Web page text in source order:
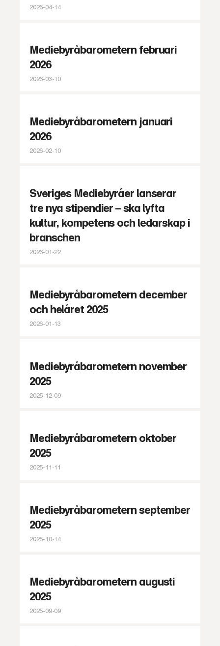
2026-04-14
Mediebyråbarometern februari
2026
2026-03-10
Mediebyråbarometern januari
2026
2026-02-10
Sveriges Mediebyråer lanserar
tre nya stipendier – ska lyfta
kultur, kompetens och ledarskap i
branschen
2026-01-22
Mediebyråbarometern december
och helåret 2025
2026-01-13
Mediebyråbarometern november
2025
2025-12-09
Mediebyråbarometern oktober
2025
2025-11-11
Mediebyråbarometern september
2025
2025-10-14
Mediebyråbarometern augusti
2025
2025-09-09